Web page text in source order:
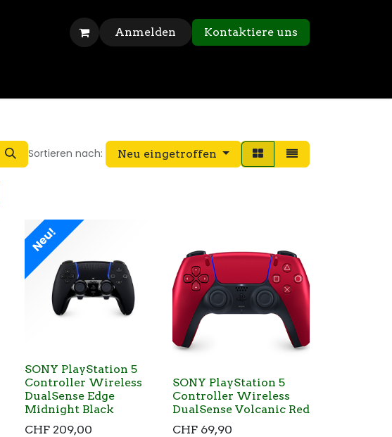
Anmelden Kontaktiere uns
Sortieren nach: Neu eingetroffen
Neu!
SONY PlayStation 5
Controller Wireless
DualSense Edge
Midnight Black
CHF 209,00
SONY PlayStation 5
Controller Wireless
DualSense Volcanic Red
CHF 69,90